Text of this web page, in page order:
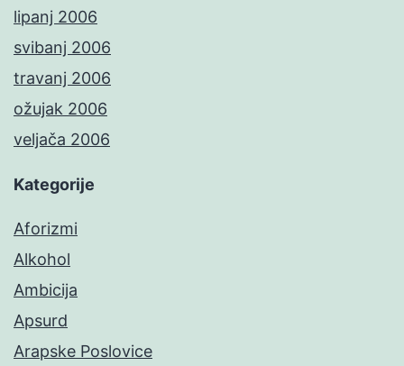
lipanj 2006
svibanj 2006
travanj 2006
ožujak 2006
veljača 2006
Kategorije
Aforizmi
Alkohol
Ambicija
Apsurd
Arapske Poslovice